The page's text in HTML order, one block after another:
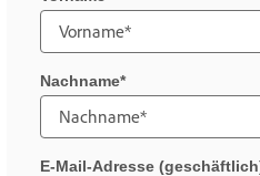
Nachname
E-Mail-Adresse